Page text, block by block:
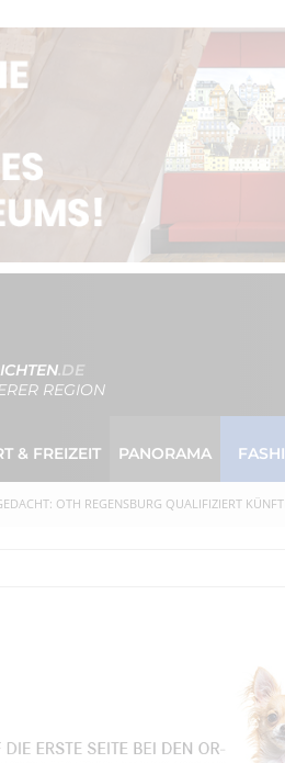
.DE
REGION
& FREIZEIT PANORAMA
OTH REGENSBURG QUALIFIZIERT